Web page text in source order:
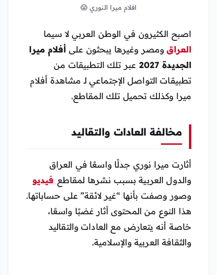
افلام ميرا النوري 😱
اصبح الكثيرون في الوطن العربي لا سيما
العراقومصر وغيرها يبحثون على أفلام ميرا
الجديدة 2027
عبر تلك التطبيقات من
تطبيقات التواصل الإجتماعي لـ مشاهدة أفلام
ميرا وكذلك تحميل تلك المقاطع.
مخالفة العادات والتقاليد
أثارت ميرا نوري جدلًا واسعًا في العراق
والدول العربية بسبب نشرها لمقاطع فيديو
وصور وصفت بأنها “غير لائقة” على حساباتها.
هذا النوع من المحتوى أثار غضبًا واسعًا،
خاصة أنه يتعارض مع العادات والتقاليد
والثقافة العربية والإسلامية.